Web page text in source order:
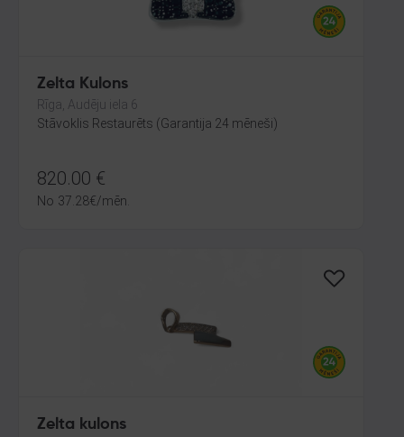
Zelta Kulons
Rīga, Audēju iela 6
Stāvoklis Restaurēts (Garantija 24 mēneši)
820.00 €
No 37.28€/mēn.
Zelta kulons